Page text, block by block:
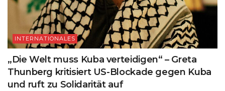
INTERNATIONALES
„Die Welt muss Kuba verteidigen“ – Greta
Thunberg kritisiert US-Blockade gegen Kuba
und ruft zu Solidarität auf